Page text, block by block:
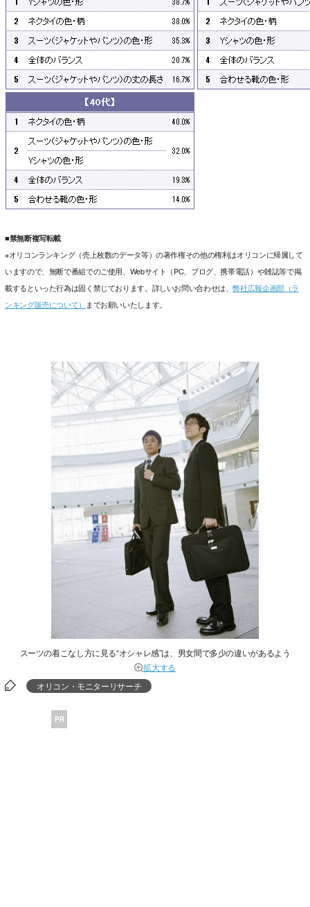
■禁無断複写転載
※オリコンランキング（売上枚数のデータ等）の著作権その他の権利はオリコンに帰属して
いますので、無断で番組でのご使用、Webサイト（PC、ブログ、携帯電話）や雑誌等で掲
載するといった行為は固く禁じております。詳しいお問い合わせは、弊社広報企画部（ラ
ンキング販売について） までお願いいたします。
スーツの着こなし方に見る“オシャレ感”は、男女間で多少の違いがあるよう
拡大する
オリコン・モニターリサーチ
PR